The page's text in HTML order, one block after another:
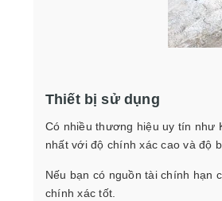
Thiết bị sử dụng
Có nhiều thương hiệu uy tín như
nhất với độ chính xác cao và độ
Nếu bạn có nguồn tài chính hạn
chính xác tốt.